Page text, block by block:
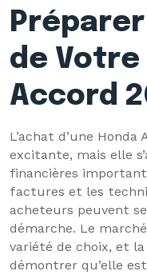
de Votre
Accord
L’achat d’une
excitante, mais elle
financières
factures et les
acheteurs peuvent
démarche. Le
variété de choix, et
démontrer qu’elle